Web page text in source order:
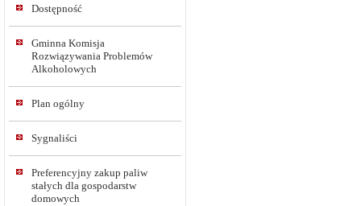
Dostępność
Gminna Komisja
Rozwiązywania Problemów
Alkoholowych
Plan ogólny
Sygnaliści
Preferencyjny zakup paliw
stałych dla gospodarstw
domowych